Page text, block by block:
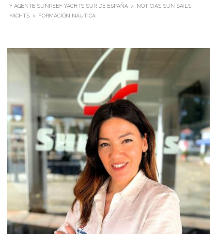
Y AGENTE SUNREEF YACHTS SUR DE ESPAÑA >
NOTICIAS SUN SAILS
YACHTS > FORMACIÓN NÁUTICA